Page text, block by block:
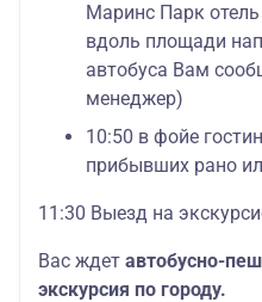
Маринс Парк
вдоль площади
автобуса Вам
менеджер)
10:50 в фойе
прибывших рано
11:30 Выезд на
Вас ждет автобусно-
экскурсия по городу.